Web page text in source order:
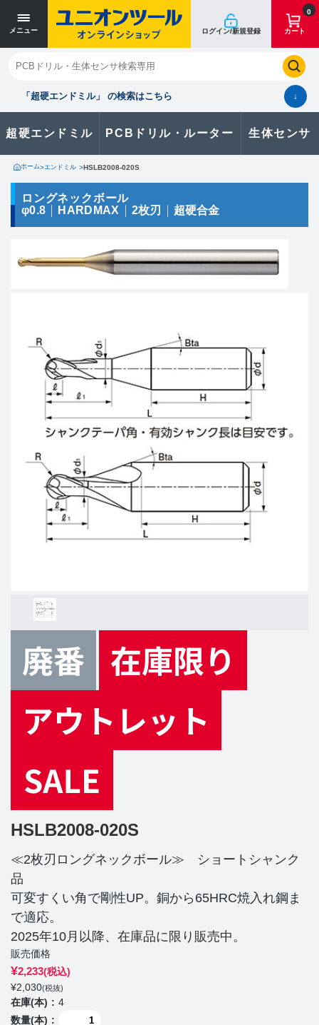
メニュー ログイン/新規登録
0
カート
「超硬エンドミル」 の検索はこちら ↓
超硬エンドミル PCBドリル・ルーター 生体センサ
閉じる
お気に入り クイックオーダー 購入履歴
製品に関するお問い合わせはこちら
カタログ一覧
ホーム>エンドミル >HSLB2008-020S
ロングネックボール
φ0.8
HARDMAX 2枚刃 超硬合金
HSLB2008-020S
≪2枚刃ロングネックボール≫ ショートシャンク
品
可変すくい角で剛性UP。銅から65HRC焼入れ鋼ま
で適応。
2025年10月以降、在庫品に限り販売中。
販売価格
¥2,233(税込)
¥2,030(税抜)
在庫(本)
4
数量(本)
寸法単位 [mm]
寸法単位 [mm]